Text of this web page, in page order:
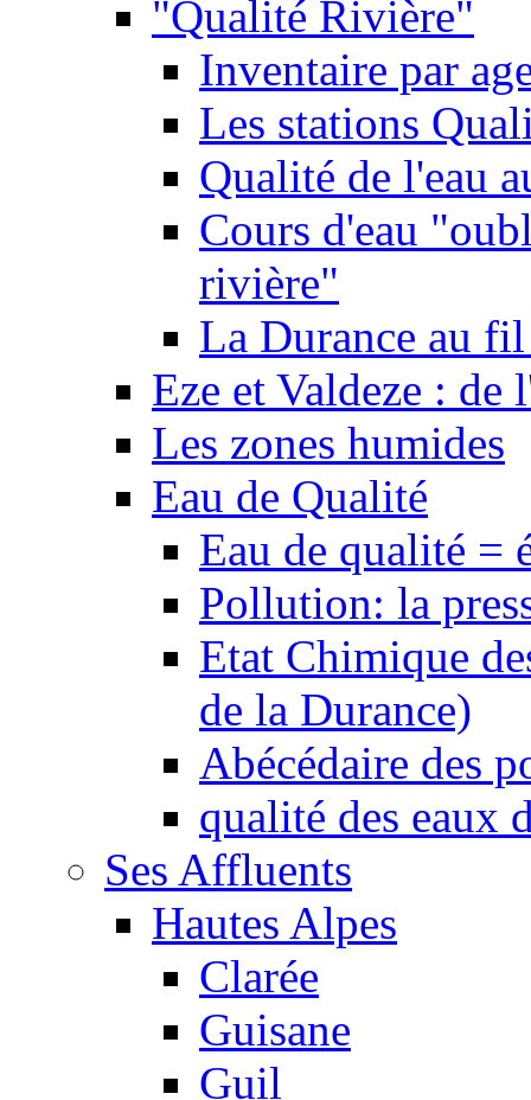
"Qualité Rivière"
Inventaire par
Les stations
Qualité de l'eau
Cours d'eau
rivière"
La Durance au
Eze et Valdeze : de
Les zones humides
Eau de Qualité
Eau de qualité =
Pollution: la
Etat Chimique
de la Durance)
Abécédaire des
qualité des eaux
Ses Affluents
Hautes Alpes
Clarée
Guisane
Guil